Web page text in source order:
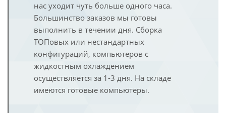
нас уходит чуть больше одного часа.
Большинство заказов мы готовы
выполнить в течении дня. Сборка
ТОПовых или нестандартных
конфигураций, компьютеров с
жидкостным охлаждением
осуществляется за 1-3 дня. На складе
имеются готовые компьютеры.